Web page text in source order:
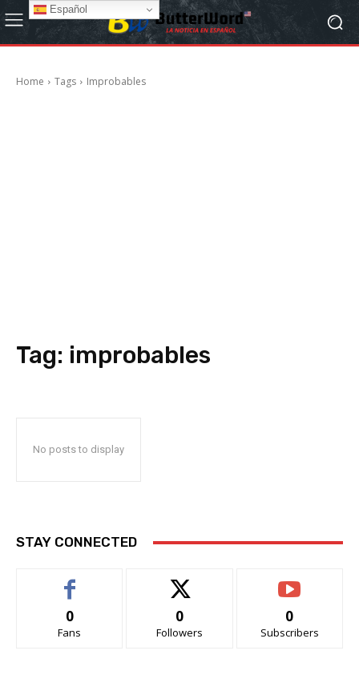
Home Tags Improbables
Tag: improbables
No posts to display
STAY CONNECTED
0
Fans
0
Followers
0
Subscribers
Español